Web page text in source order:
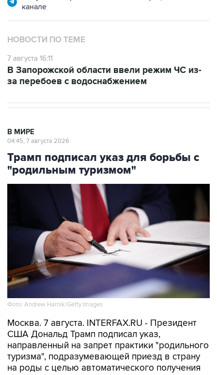
канале
НОВОСТИ ПО ТЕМЕ
7 августа 16:11
В Запорожской области ввели режим ЧС из-
за перебоев с водоснабжением
В МИРЕ
04:45, 7 августа 2026
Трамп подписал указ для борьбы с
"родильным туризмом"
Фото: Andrew Harnik/Getty Images
Москва. 7 августа. INTERFAX.RU - Президент
США Дональд Трамп подписал указ,
направленный на запрет практики "родильного
туризма", подразумевающей приезд в страну
на роды с целью автоматического получения